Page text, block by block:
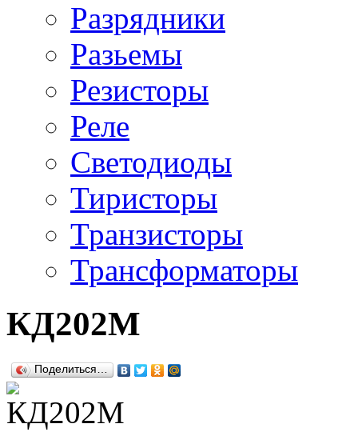
Разрядники
Разьемы
Резисторы
Реле
Светодиоды
Тиристоры
Транзисторы
Трансформаторы
КД202М
Поделиться…